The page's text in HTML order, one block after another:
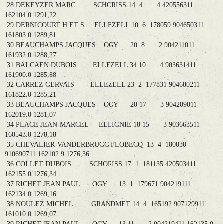
28 DEKEYZER MARC SCHORISS 14 4 4 420556311
162104.0 1291,22
29 DERNICOURT H ET S ELLEZELL 10 6 178059 904650311
161803.0 1289,81
30 BEAUCHAMPS JACQUES OGY 20 8 2 904211011
161932.0 1288,27
31 BALCAEN DUBOIS ELLEZELL 34 10 4 903631411
161900.0 1285,88
32 CARREZ GERVAIS ELLEZELL 23 2 177831 904680211
161822.0 1285,21
33 BEAUCHAMPS JACQUES OGY 20 17 3 904209011
162019.0 1281,07
34 PLACE JEAN-MARCEL ELLIGNIE 18 15 3 903663511
160543.0 1278,18
35 CHEVALIER-VANDERBRUGG FLOBECQ 13 4 180030
910690711 162102.9 1276,36
36 COLLET DUBOIS SCHORISS 17 1 181135 420503411
162155.0 1276,34
37 RICHET JEAN PAUL OGY 13 1 179671 904219111
162134.0 1269,16
38 NOULEZ MICHEL GRANDMET 14 4 165192 907129911
161010.0 1269,07